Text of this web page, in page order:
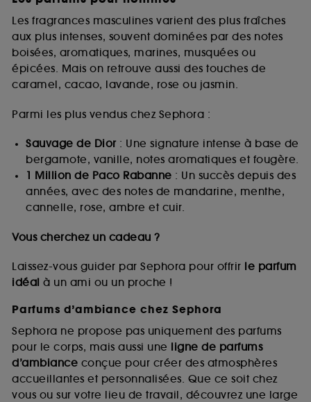
Les fragrances masculines varient des plus fraîches
aux plus intenses, souvent dominées par des notes
boisées, aromatiques, marines, musquées ou
épicées. Mais on retrouve aussi des touches de
caramel, cacao, lavande, rose ou jasmin.
Parmi les plus vendus chez Sephora :
Sauvage de Dior: Une signature intense à base de
bergamote, vanille, notes aromatiques et fougère.
1 Million de Paco Rabanne : Un succès depuis des
années, avec des notes de mandarine, menthe,
cannelle, rose, ambre et cuir.
Vous cherchez un cadeau ?
Laissez-vous guider par Sephora pour offrir le parfum
idéal à un ami ou un proche !
Parfums d’ambiance chez Sephora
Sephora ne propose pas uniquement des parfums
pour le corps, mais aussi une ligne de parfums
d’ambiance conçue pour créer des atmosphères
accueillantes et personnalisées. Que ce soit chez
vous ou sur votre lieu de travail, découvrez une large